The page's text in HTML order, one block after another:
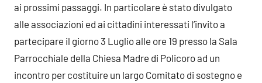
ai prossimi passaggi. In particolare è stato divulgato
alle associazioni ed ai cittadini interessati l’invito a
partecipare il giorno 3 Luglio alle ore 19 presso la Sala
Parrocchiale della Chiesa Madre di Policoro ad un
incontro per costituire un largo Comitato di sostegno e